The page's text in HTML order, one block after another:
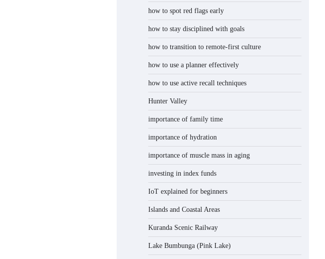
how to spot red flags early
how to stay disciplined with goals
how to transition to remote-first culture
how to use a planner effectively
how to use active recall techniques
Hunter Valley
importance of family time
importance of hydration
importance of muscle mass in aging
investing in index funds
IoT explained for beginners
Islands and Coastal Areas
Kuranda Scenic Railway
Lake Bumbunga (Pink Lake)